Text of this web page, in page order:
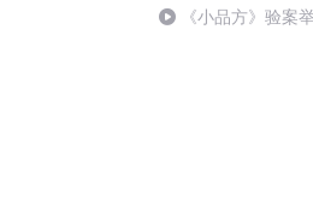
《小品方》验案